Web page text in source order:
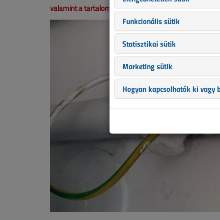
valamint a tartalom helyenként hiányos lehet (képek,
Funkcionális sütik
Statisztikai sütik
Marketing sütik
Hogyan kapcsolhatók ki vagy